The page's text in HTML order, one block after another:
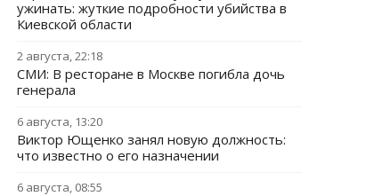
ужинать: жуткие подробности убийства в
Киевской области
2 августа, 22:18
СМИ: В ресторане в Москве погибла дочь
генерала
6 августа, 13:20
Виктор Ющенко занял новую должность:
что известно о его назначении
6 августа, 08:55